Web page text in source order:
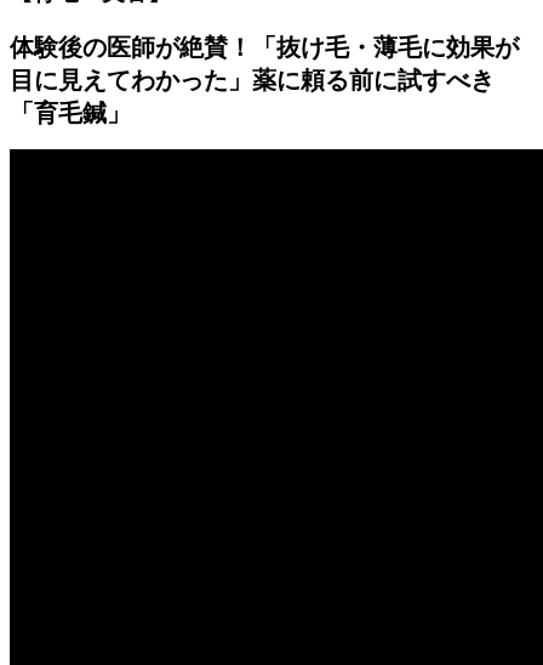
体験後の医師が絶賛！「抜け毛・薄毛に効果が
目に見えてわかった」薬に頼る前に試すべき
「育毛鍼」